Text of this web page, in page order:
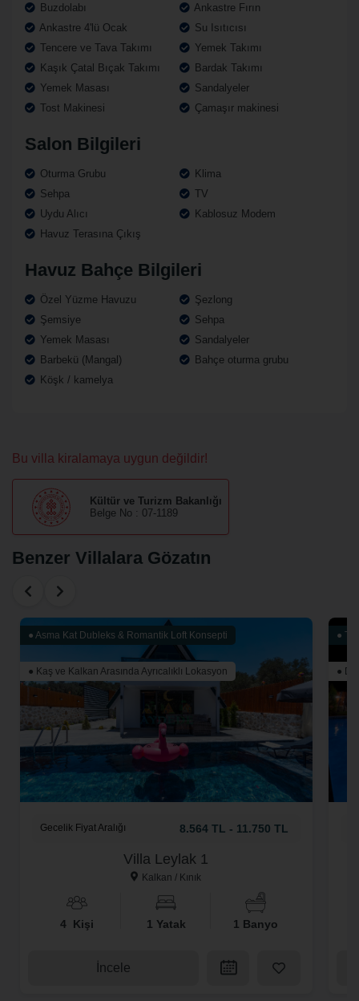
Buzdolabı
Ankastre Fırın
Ankastre 4'lü Ocak
Su Isıtıcısı
Tencere ve Tava Takımı
Yemek Takımı
Kaşık Çatal Bıçak Takımı
Bardak Takımı
Yemek Masası
Sandalyeler
Tost Makinesi
Çamaşır makinesi
Salon Bilgileri
Oturma Grubu
Klima
Sehpa
TV
Uydu Alıcı
Kablosuz Modem
Havuz Terasına Çıkış
Havuz Bahçe Bilgileri
Özel Yüzme Havuzu
Şezlong
Şemsiye
Sehpa
Yemek Masası
Sandalyeler
Barbekü (Mangal)
Bahçe oturma grubu
Köşk / kamelya
Bu villa kiralamaya uygun değildir!
Kültür ve Turizm Bakanlığı
Belge No : 07-1189
Benzer Villalara Gözatın
● Asma Kat Dubleks & Romantik Loft Konsepti
● Kaş ve Kalkan Arasında Ayrıcalıklı Lokasyon
Villa Leylak 1
Kalkan / Kınık
Gecelik Fiyat Aralığı 8.564 TL - 11.750 TL
4 Kişi 1 Yatak 1 Banyo
İncele
●
●